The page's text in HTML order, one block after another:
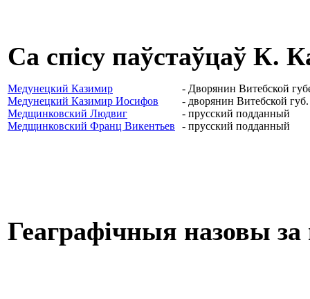
Са спісу паўстаўцаў К.
Медунецкий Казимир
- Дворянин Витебской
Медунецкий Казимир Иосифов
- дворянин Витебской губ.
Медщинковский Людвиг
- прусский подданный
Медщинковский Франц Викентьев
- прусский подданный
Геаграфічныя назовы